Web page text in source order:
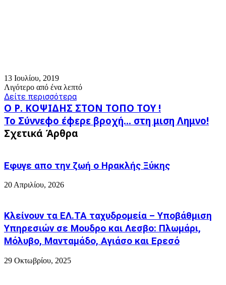
13 Ιουλίου, 2019
Λιγότερο από ένα λεπτό
Δείτε περισσότερα
Ο
Ρ.
ΚΟΨΙΔΗΣ
ΣΤΟΝ
!
Ο Ρ. ΚΟΨΙΔΗΣ ΣΤΟΝ ΤΟΠΟ ΤΟΥ !
Το
Σύννεφο
έφερε
μιση
Το Σύννεφο έφερε βροχή... στη μιση Λημνο!
Σχετικά Άρθρα
Εφυγε απο την ζωή o Ηρακλής Ξύκης
20 Απριλίου, 2026
Κλείνουν τα ΕΛ.ΤΑ ταχυδρομεία – Υποβάθμιση
Υπηρεσιών σε Μουδρο και Λεσβο: Πλωμάρι,
Μόλυβο, Μανταμάδο, Αγιάσο και Ερεσό
29 Οκτωβρίου, 2025